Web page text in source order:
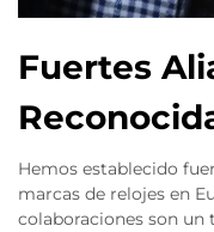
Fuertes
Hemos establecido
marcas de relojes en
colaboraciones son un